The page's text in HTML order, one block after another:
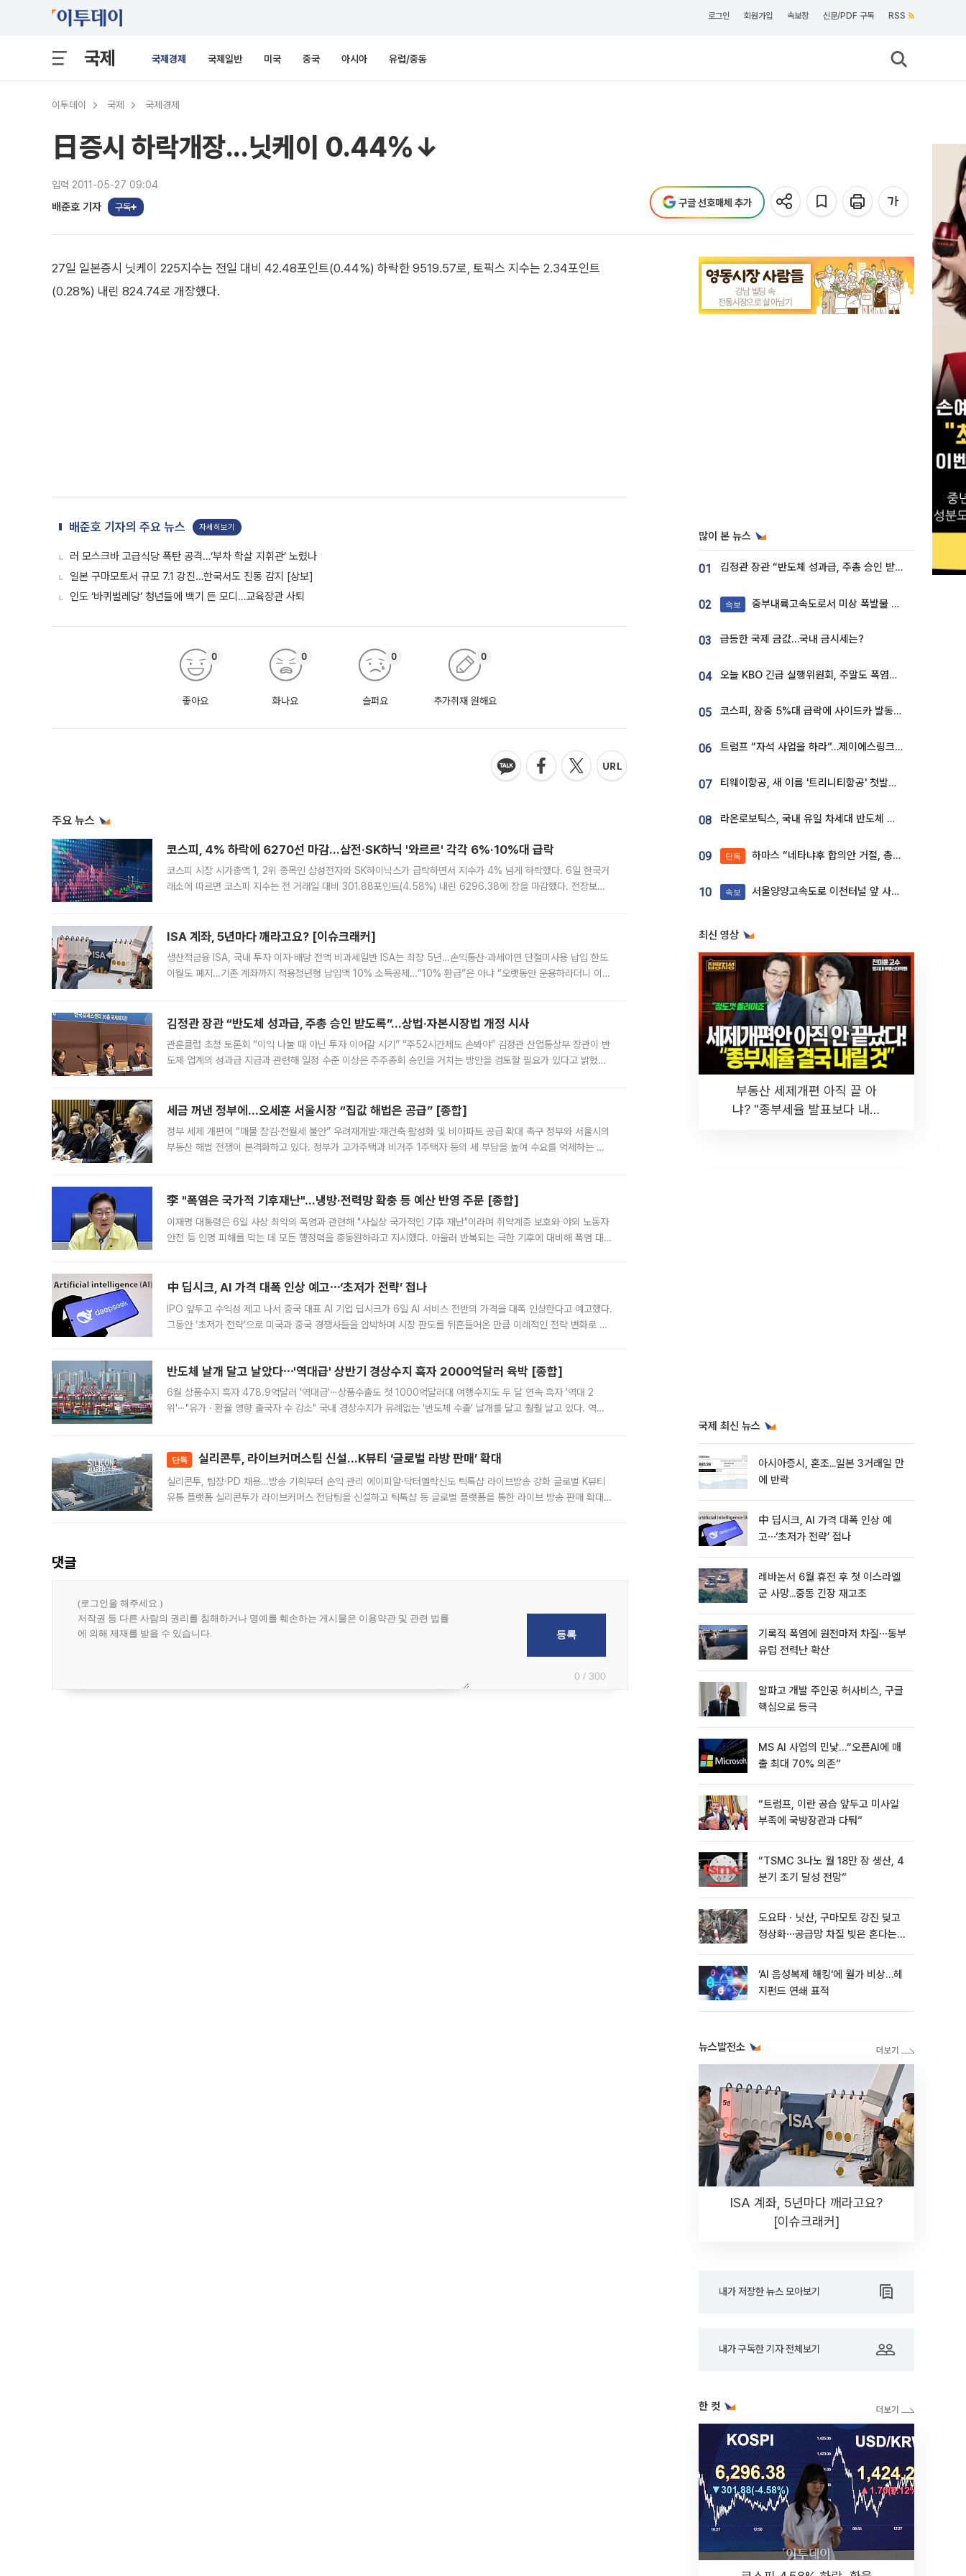
로그인 회원가입 속보창 신문/PDF 구독 RSS
국제 국제경제 국제일반 미국 중국 아시아 유럽/중동
이투데이 국제 국제경제
日증시 하락개장...닛케이 0.44%↓
입력 2011-05-27 09:04
배준호 기자 구독 구글 선호매체 추가
27일 일본증시 닛케이 225지수는 전일 대비 42.48포인트(0.44%) 하락한 9519.57로, 토픽스 지수는 2.34포인트
(0.28%) 내린 824.74로 개장했다.
배준호 기자의 주요 뉴스 자세히보기
러 모스크바 고급식당 폭탄 공격…‘부차 학살 지휘관’ 노렸나
일본 구마모토서 규모 7.1 강진…한국서도 진동 감지 [상보]
인도 ‘바퀴벌레당’ 청년들에 백기 든 모디…교육장관 사퇴
좋아요
0
화나요
0
슬퍼요
0
추가취재 원해요
0
주요 뉴스
코스피, 4% 하락에 6270선 마감…삼전·SK하닉 '와르르' 각각 6%·10%대 급락
코스피 시장 시가총액 1, 2위 종목인 삼성전자와 SK하이닉스가 급락하면서 지수가 4% 넘게 하락했다. 6일 한국거
래소에 따르면 코스피 지수는 전 거래일 대비 301.88포인트(4.58%) 내린 6296.38에 장을 마감했다. 전장보다
ISA 계좌, 5년마다 깨라고요? [이슈크래커]
생산적금융 ISA, 국내 투자 이자·배당 전액 비과세일반 ISA는 최장 5년…손익통산·과세이연 단절미사용 납입 한도
이월도 폐지…기존 계좌까지 적용청년형 납입액 10% 소득공제…“10% 환급”은 아냐 “오랫동안 운용하라더니 이제
김정관 장관 “반도체 성과급, 주총 승인 받도록”…상법·자본시장법 개정 시사
관훈클럽 초청 토론회 “이익 나눌 때 아닌 투자 이어갈 시기” “주52시간제도 손봐야” 김정관 산업통상부 장관이 반
도체 업계의 성과급 지급과 관련해 일정 수준 이상은 주주총회 승인을 거치는 방안을 검토할 필요가 있다고 밝혔다.
세금 꺼낸 정부에…오세훈 서울시장 “집값 해법은 공급” [종합]
정부 세제 개편에 “매물 잠김·전월세 불안” 우려재개발·재건축 활성화 및 비아파트 공급 확대 촉구 정부와 서울시의
부동산 해법 전쟁이 본격화하고 있다. 정부가 고가주택과 비거주 1주택자 등의 세 부담을 높여 수요를 억제하는 카
李 "폭염은 국가적 기후재난"…냉방·전력망 확충 등 예산 반영 주문 [종합]
이재명 대통령은 6일 사상 최악의 폭염과 관련해 "사실상 국가적인 기후 재난"이라며 취약계층 보호와 야외 노동자
안전 등 인명 피해를 막는 데 모든 행정력을 총동원하라고 지시했다. 아울러 반복되는 극한 기후에 대비해 폭염 대응
中 딥시크, AI 가격 대폭 인상 예고⋯‘초저가 전략’ 접나
IPO 앞두고 수익성 제고 나서 중국 대표 AI 기업 딥시크가 6일 AI 서비스 전반의 가격을 대폭 인상한다고 예고했다.
그동안 ‘초저가 전략’으로 미국과 중국 경쟁사들을 압박하며 시장 판도를 뒤흔들어온 만큼 이례적인 전략 변화로 평
반도체 날개 달고 날았다⋯'역대급' 상반기 경상수지 흑자 2000억달러 육박 [종합]
6월 상품수지 흑자 478.9억달러 '역대급'⋯상품수출도 첫 1000억달러대 여행수지도 두 달 연속 흑자 '역대 2
위'⋯"유가ㆍ환율 영향 출국자 수 감소" 국내 경상수지가 유례없는 '반도체 수출' 날개를 달고 훨훨 날고 있다. 역대
단독 실리콘투, 라이브커머스팀 신설…K뷰티 ‘글로벌 라방 판매’ 확대
실리콘투, 팀장·PD 채용…방송 기획부터 손익 관리 에이피알·닥터멜락신도 틱톡샵 라이브방송 강화 글로벌 K뷰티
유통 플랫폼 실리콘투가 라이브커머스 전담팀을 신설하고 틱톡샵 등 글로벌 플랫폼을 통한 라이브 방송 판매 확대에
댓글
0 / 300
많이 본 뉴스
01 김정관 장관 “반도체 성과급, 주총 승인 받도록”…상법·자본시장법 개정 시사
02 속보 중부내륙고속도로서 미상 폭발물 발견
03 급등한 국제 금값…국내 금시세는?
04 오늘 KBO 긴급 실행위원회, 주말도 폭염취소 될까
05 코스피, 장중 5%대 급락에 사이드카 발동…삼성·SK 동반 폭락
06 트럼프 “자석 사업을 하라”…제이에스링크, 비중국 영구자석 공급망 구축 속도
07 티웨이항공, 새 이름 '트리니티항공' 첫발…SSC 전략 본격화
08 라온로보틱스, 국내 유일 차세대 반도체 공정 로봇 개발 ‘고객사 테스트 진행’
09 단독 하마스 “네타냐후 합의안 거절, 총선 앞두고 시간 끌기”
10 속보 서울양양고속도로 이천터널 앞 사고 발생
최신 영상
부동산 세제개편 아직 끝 아
냐? "종부세율 발표보다 내릴
국제 최신 뉴스
아시아증시, 혼조...일본 3거래일 만
에 반락
中 딥시크, AI 가격 대폭 인상 예
고⋯‘초저가 전략’ 접나
레바논서 6월 휴전 후 첫 이스라엘
군 사망...중동 긴장 재고조
기록적 폭염에 원전마저 차질⋯동부
유럽 전력난 확산
알파고 개발 주인공 허사비스, 구글
핵심으로 등극
MS AI 사업의 민낯…“오픈AI에 매
출 최대 70% 의존”
“트럼프, 이란 공습 앞두고 미사일
부족에 국방장관과 다퉈”
“TSMC 3나노 월 18만 장 생산, 4
분기 조기 달성 전망”
도요타ㆍ닛산, 구마모토 강진 딪고
정상화⋯공급망 차질 빚은 혼다는
‘AI 음성복제 해킹‘에 월가 비상…헤
지펀드 연쇄 표적
뉴스발전소
ISA 계좌, 5년마다 깨라고요?
[이슈크래커]
내가 저장한 뉴스 모아보기
내가 구독한 기자 전체보기
한 컷